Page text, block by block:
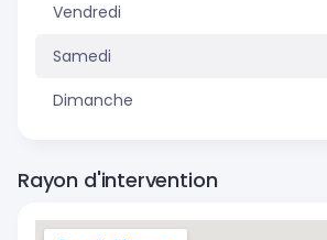
Vendredi
Samedi
Dimanche
Rayon d'intervention